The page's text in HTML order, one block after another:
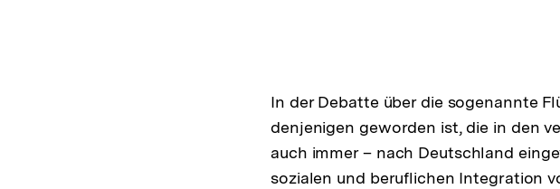
In der Debatte über die sogenannte
denjenigen geworden ist, die in den
auch immer – nach Deutschland
sozialen und beruflichen Integration